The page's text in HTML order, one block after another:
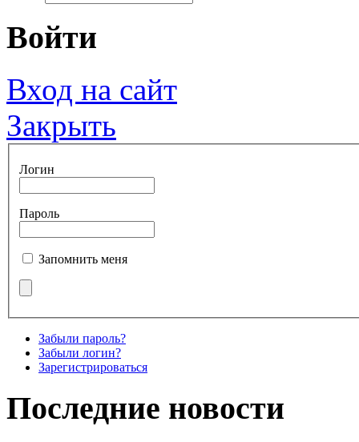
Войти
Вход на сайт
Закрыть
Логин
Пароль
Запомнить меня
Забыли пароль?
Забыли логин?
Зарегистрироваться
Последние новости